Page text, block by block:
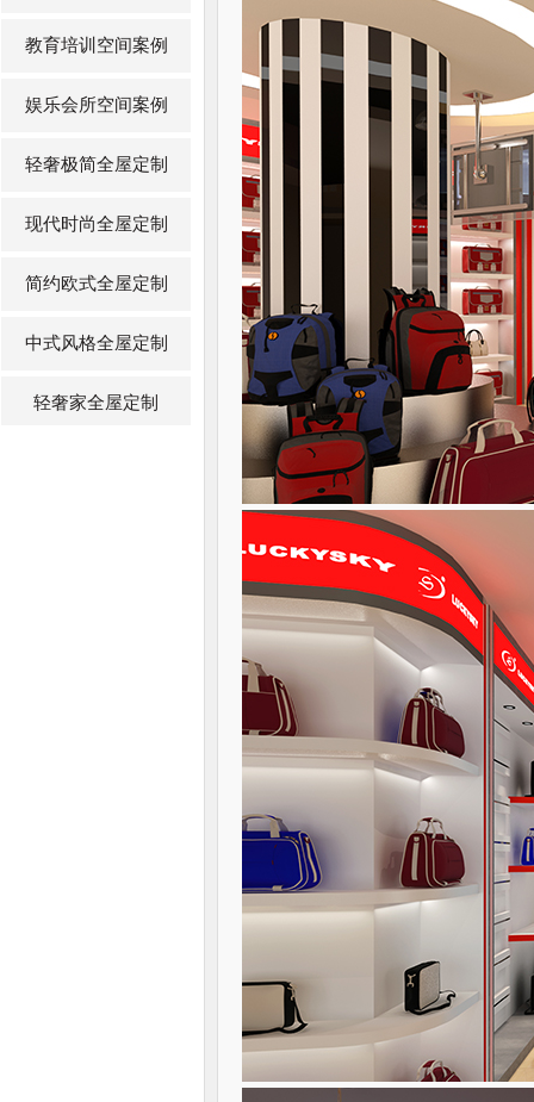
教育培训空间案例
娱乐会所空间案例
轻奢极简全屋定制
现代时尚全屋定制
简约欧式全屋定制
中式风格全屋定制
轻奢家全屋定制